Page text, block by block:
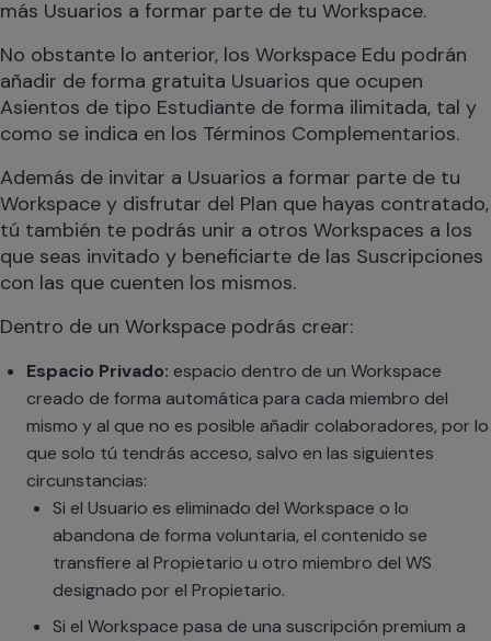
más Usuarios a formar parte de tu Workspace.
No obstante lo anterior, los Workspace Edu podrán
añadir de forma gratuita Usuarios que ocupen
Asientos de tipo Estudiante de forma ilimitada, tal y
como se indica en los Términos Complementarios.
Además de invitar a Usuarios a formar parte de tu
Workspace y disfrutar del Plan que hayas contratado,
tú también te podrás unir a otros Workspaces a los
que seas invitado y beneficiarte de las Suscripciones
con las que cuenten los mismos.
Dentro de un Workspace podrás crear:
Espacio Privado: espacio dentro de un Workspace
creado de forma automática para cada miembro del
mismo y al que no es posible añadir colaboradores, por lo
que solo tú tendrás acceso, salvo en las siguientes
circunstancias:
Si el Usuario es eliminado del Workspace o lo
abandona de forma voluntaria, el contenido se
transfiere al Propietario u otro miembro del WS
designado por el Propietario.
Si el Workspace pasa de una suscripción premium a